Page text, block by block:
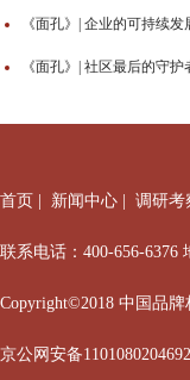
《面孔》| 企业的可持续发
《面孔》| 社区最后的守护
首页 新闻中心 调研考
联系电话：400-656-
Copyright©2018 中国品牌
京公网安备